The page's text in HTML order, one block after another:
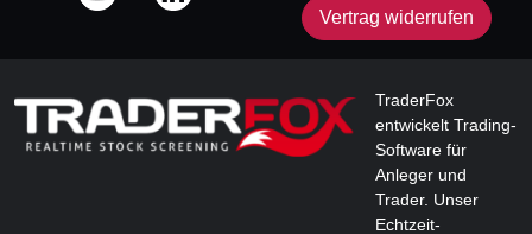
Vertrag widerrufen
TraderFox
entwickelt Trading-
Software für
Anleger und
Trader. Unser
Echtzeit-